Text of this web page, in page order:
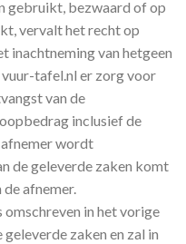
gebruikt, bezwaard of op
vervalt het recht op
inachtneming van hetgeen
tafel.nl er zorg voor
van de
inclusief de
wordt
de geleverde zaken komt
afnemer.
in het vorige
zaken en zal in